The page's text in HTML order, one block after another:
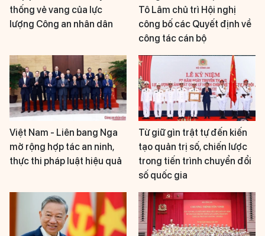
thống vẻ vang của lực
lượng Công an nhân dân
Tô Lâm chủ trì Hội nghị
công bố các Quyết định về
công tác cán bộ
Việt Nam - Liên bang Nga
mở rộng hợp tác an ninh,
thực thi pháp luật hiệu quả
Từ giữ gìn trật tự đến kiến
tạo quản trị số, chiến lược
trong tiến trình chuyển đổi
số quốc gia